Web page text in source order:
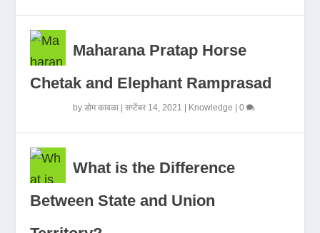
Maharana Pratap Horse
Chetak and Elephant Ramprasad
byडोम कावळा |सप्टेंबर 14, 2021 Knowledge |0
What is the Difference
Between State and Union